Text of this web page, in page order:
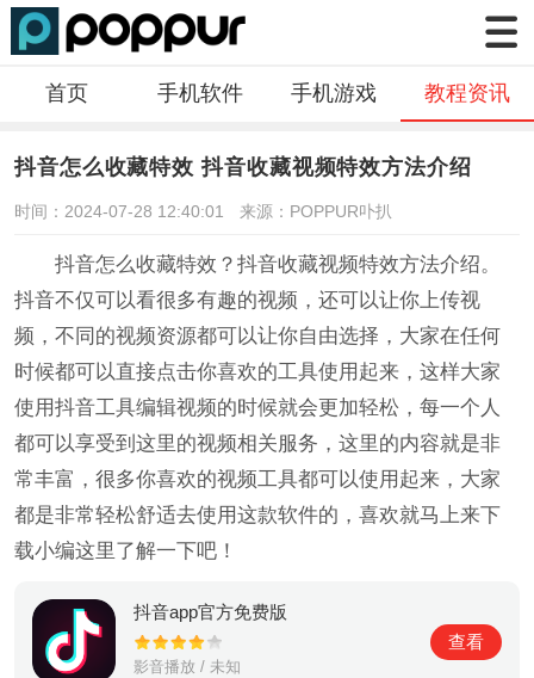
首页 手机软件 手机游戏 教程资讯
抖音怎么收藏特效 抖音收藏视频特效方法介绍
时间：2024-07-28 12:40:01 来源：POPPUR卟扒
抖音怎么收藏特效？抖音收藏视频特效方法介绍。
抖音不仅可以看很多有趣的视频，还可以让你上传视
频，不同的视频资源都可以让你自由选择，大家在任何
时候都可以直接点击你喜欢的工具使用起来，这样大家
使用抖音工具编辑视频的时候就会更加轻松，每一个人
都可以享受到这里的视频相关服务，这里的内容就是非
常丰富，很多你喜欢的视频工具都可以使用起来，大家
都是非常轻松舒适去使用这款软件的，喜欢就马上来下
载小编这里了解一下吧！
抖音app官方免费版
影音播放 / 未知
查看